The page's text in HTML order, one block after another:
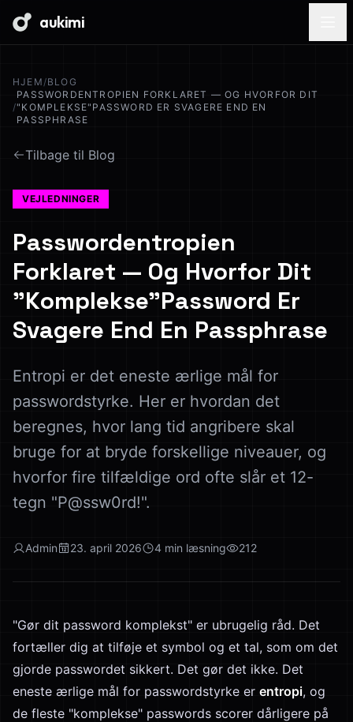
aukimi
HJEM /BLOG
/
PASSWORDENTROPIEN FORKLARET — OG HVORFOR DIT
"KOMPLEKSE"PASSWORD ER SVAGERE END EN
PASSPHRASE
Tilbage til Blog
VEJLEDNINGER
Passwordentropien
Forklaret — Og Hvorfor Dit
"Komplekse"Password Er
Svagere End En Passphrase
Entropi er det eneste ærlige mål for
passwordstyrke. Her er hvordan det
beregnes, hvor lang tid angribere skal
bruge for at bryde forskellige niveauer, og
hvorfor fire tilfældige ord ofte slår et 12-
tegn "P@ssw0rd!".
Admin 23. april 2026 4 min læsning 212
"Gør dit password komplekst" er ubrugelig råd. Det
fortæller dig at tilføje et symbol og et tal, som om det
gjorde passwordet sikkert. Det gør det ikke. Det
eneste ærlige mål for passwordstyrke er entropi, og
de fleste "komplekse" passwords scorer dårligere på